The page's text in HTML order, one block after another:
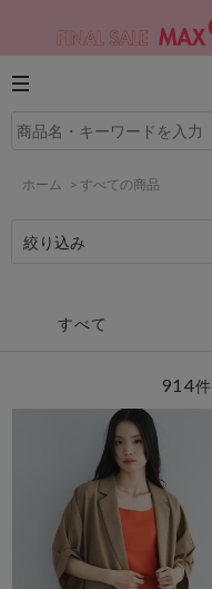
ホーム > すべての商品
絞り込み
すべて
914件